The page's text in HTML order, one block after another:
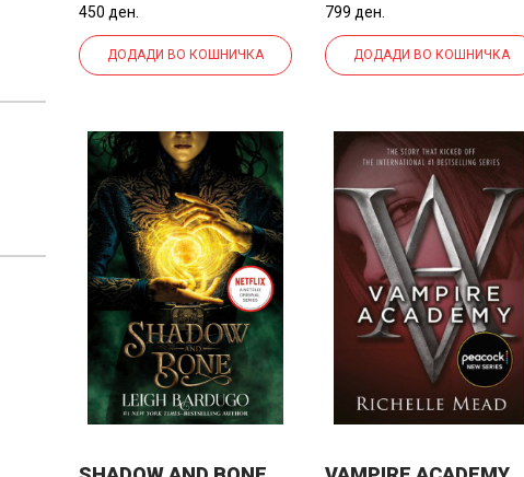
450 ден.
ДОДАДИ ВО КОШНИЧКА
799 ден.
ДОДАДИ ВО КОШНИЧКА